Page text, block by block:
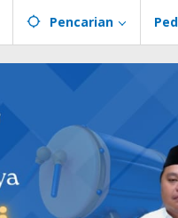
Pencarian